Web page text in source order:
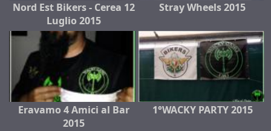
Nord Est Bikers - Cerea 12
Luglio 2015
Stray Wheels 2015
Eravamo 4 Amici al Bar
2015
1°WACKY PARTY 2015